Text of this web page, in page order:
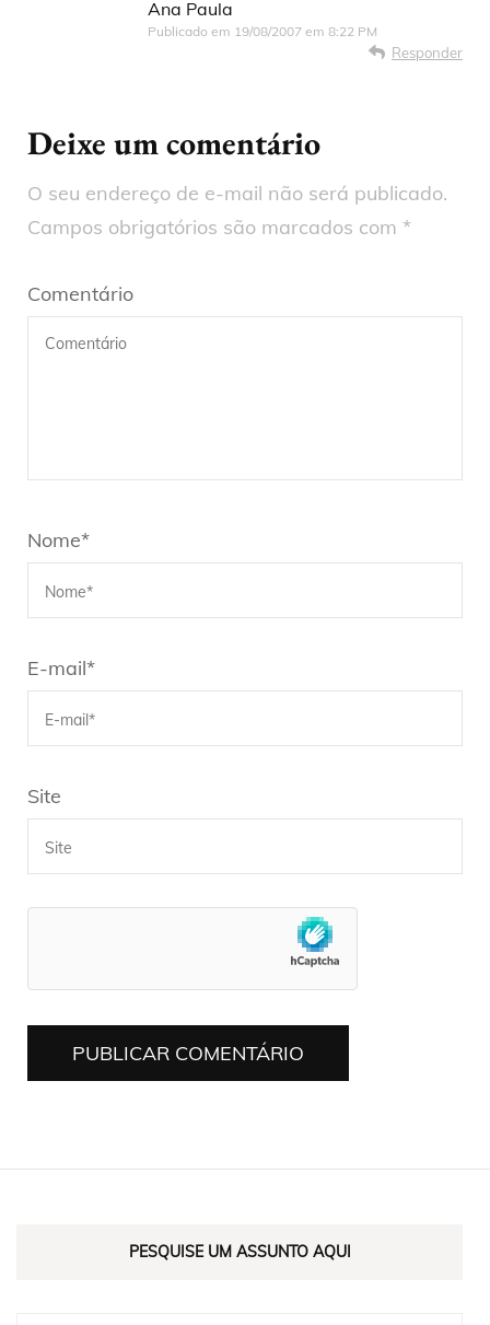
Ana Paula
Publicado em 19/08/2007 em 8:22 PM
Responder
Deixe um comentário
O seu endereço de e-mail não será publicado.
Campos obrigatórios são marcados com *
Comentário
Nome*
E-mail*
Site
PESQUISE UM ASSUNTO AQUI